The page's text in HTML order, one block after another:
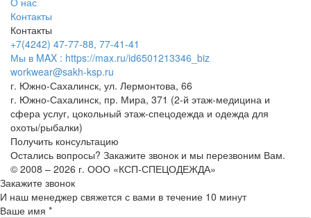
Контакты
Контакты
+7(4242) 47-77-88, 77-41-41
Мы в MAX : https://max.ru/id6501213346_biz
workwear@sakh-ksp.ru
г. Южно-Сахалинск, ул. Лермонтова, 66
г. Южно-Сахалинск, пр. Мира, 371 (2-й этаж-медицина и
сфера услуг, цокольный этаж-спецодежда и одежда для
охоты/рыбалки)
Получить консультацию
Остались вопросы? Закажите звонок и мы перезвоним Вам.
© 2008 – 2026 г. ООО «КСП-СПЕЦОДЕЖДА»
Закажите звонок
И наш менеджер свяжется с вами в течение 10 минут
Ваше имя *